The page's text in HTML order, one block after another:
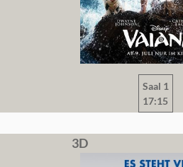
Saal 1
17:15
3D